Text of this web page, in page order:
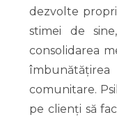
dezvolte
stimei de
consolidarea
comunitare.
pe clienți să